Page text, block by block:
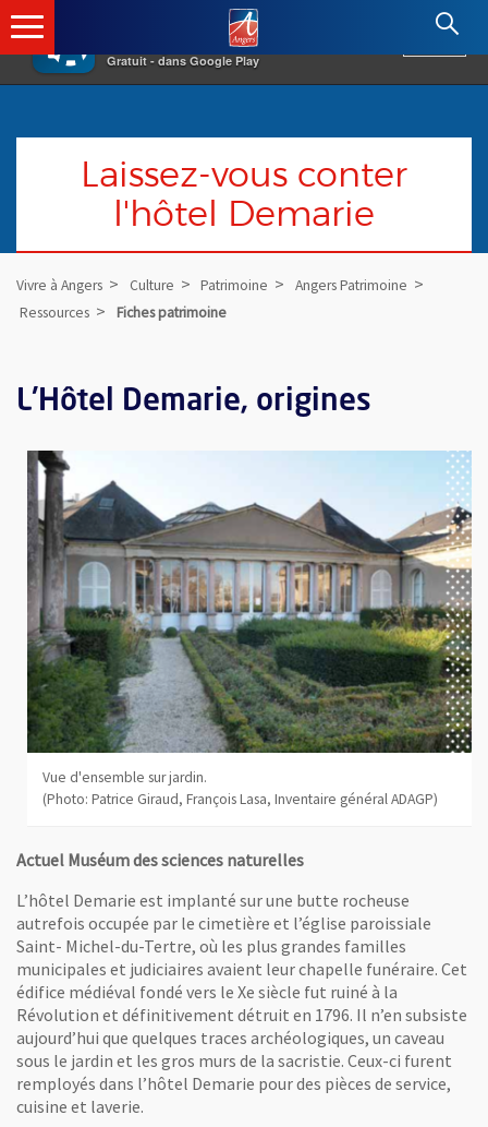
×
Gratuit - dans Google Play
Angers.fr : Retour à l'accueil
Laissez-vous conter
l'hôtel Demarie
Vivre à Angers Culture Patrimoine
Angers Patrimoine
Ressources
Fiches patrimoine
L'Hôtel Demarie, origines
Vue d'ensemble sur jardin.
(Photo: Patrice Giraud, François Lasa, Inventaire général ADAGP)
Actuel Muséum des sciences naturelles
L’hôtel Demarie est implanté sur une butte rocheuse
autrefois occupée par le cimetière et l’église paroissiale
Saint- Michel-du-Tertre, où les plus grandes familles
municipales et judiciaires avaient leur chapelle funéraire. Cet
édifice médiéval fondé vers le Xe siècle fut ruiné à la
Révolution et définitivement détruit en 1796. Il n’en subsiste
aujourd’hui que quelques traces archéologiques, un caveau
sous le jardin et les gros murs de la sacristie. Ceux-ci furent
remployés dans l’hôtel Demarie pour des pièces de service,
cuisine et laverie.